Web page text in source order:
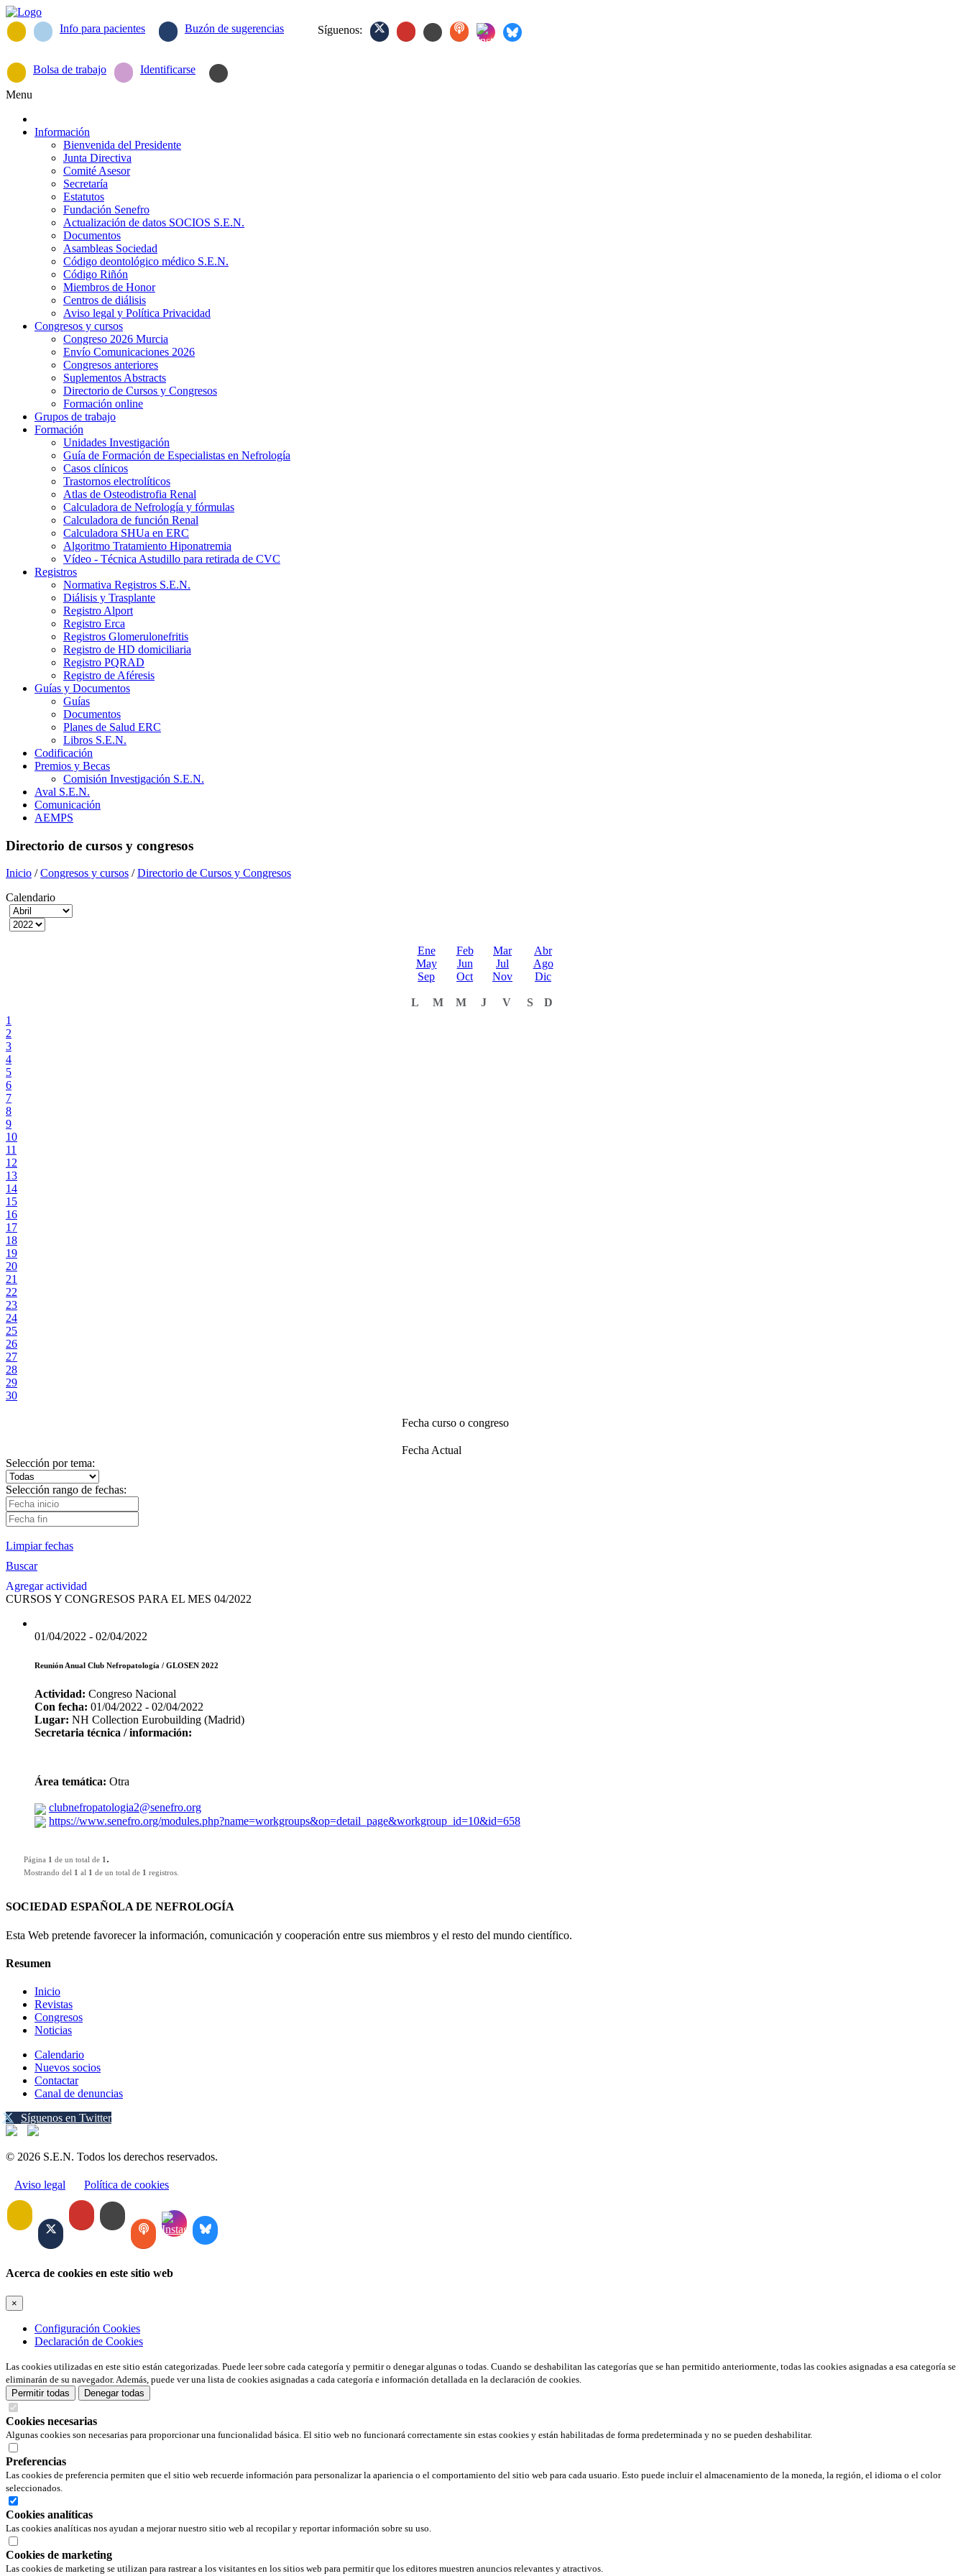
Info para pacientes Buzón de sugerencias Síguenos:
Bolsa de trabajo Identificarse
Menu
Información
Bienvenida del Presidente
Junta Directiva
Comité Asesor
Secretaría
Estatutos
Fundación Senefro
Actualización de datos SOCIOS S.E.N.
Documentos
Asambleas Sociedad
Código deontológico médico S.E.N.
Código Riñón
Miembros de Honor
Centros de diálisis
Aviso legal y Política Privacidad
Congresos y cursos
Congreso 2026 Murcia
Envío Comunicaciones 2026
Congresos anteriores
Suplementos Abstracts
Directorio de Cursos y Congresos
Formación online
Grupos de trabajo
Formación
Unidades Investigación
Guía de Formación de Especialistas en Nefrología
Casos clínicos
Trastornos electrolíticos
Atlas de Osteodistrofia Renal
Calculadora de Nefrología y fórmulas
Calculadora de función Renal
Calculadora SHUa en ERC
Algoritmo Tratamiento Hiponatremia
Vídeo - Técnica Astudillo para retirada de CVC
Registros
Normativa Registros S.E.N.
Diálisis y Trasplante
Registro Alport
Registro Erca
Registros Glomerulonefritis
Registro de HD domiciliaria
Registro PQRAD
Registro de Aféresis
Guías y Documentos
Guías
Documentos
Planes de Salud ERC
Libros S.E.N.
Codificación
Premios y Becas
Comisión Investigación S.E.N.
Aval S.E.N.
Comunicación
AEMPS
Directorio de cursos y congresos
Inicio /Congresos y cursos /Directorio de Cursos y Congresos
Calendario
Ene Feb Mar
Abr
May
Jun Jul
Ago
Sep
Oct Nov Dic
L M M J V S
D
1
2
3
4
5
6
7
8
9
10
11
12
13
14
15
16
17
18
19
20
21
22
23
24
25
26
27
28
29
30
Fecha curso o congreso
Fecha Actual
Selección por tema:
Selección rango de fechas:
Limpiar fechas
Buscar
Agregar actividad
CURSOS Y CONGRESOS PARA EL MES 04/2022
01/04/2022 - 02/04/2022
Reunión Anual Club Nefropatología / GLOSEN 2022
Actividad: Congreso Nacional
Con fecha: 01/04/2022 - 02/04/2022
Lugar: NH Collection Eurobuilding (Madrid)
Secretaria técnica / información:
Área temática: Otra
clubnefropatologia2@senefro.org
https://www.senefro.org/modules.php?name=workgroups&op=detail_page&workgroup_id=10&id=658
Página 1 de un total de 1 .
Mostrando del 1 al 1 de un total de 1 registros.
SOCIEDAD ESPAÑOLA DE NEFROLOGÍA
Esta Web pretende favorecer la información, comunicación y cooperación entre sus miembros y el resto del mundo científico.
Resumen
Inicio
Revistas
Congresos
Noticias
Calendario
Nuevos socios
Contactar
Canal de denuncias
Síguenos en Twitter
© 2026 S.E.N. Todos los derechos reservados.
Aviso legal Política de cookies
Acerca de cookies en este sitio web
×
Configuración Cookies
Declaración de Cookies
Las cookies utilizadas en este sitio están categorizadas. Puede leer sobre cada categoría y permitir o denegar algunas o todas. Cuando se deshabilitan las categorías que se han permitido anteriormente, todas las cookies asignadas a esa categoría se
eliminarán de su navegador. Además, puede ver una lista de cookies asignadas a cada categoría e información detallada en la declaración de cookies.
Permitir todas
Denegar todas
Cookies necesarias
Algunas cookies son necesarias para proporcionar una funcionalidad básica. El sitio web no funcionará correctamente sin estas cookies y están habilitadas de forma predeterminada y no se pueden deshabilitar.
Preferencias
Las cookies de preferencia permiten que el sitio web recuerde información para personalizar la apariencia o el comportamiento del sitio web para cada usuario. Esto puede incluir el almacenamiento de la moneda, la región, el idioma o el color
seleccionados.
Cookies analíticas
Las cookies analíticas nos ayudan a mejorar nuestro sitio web al recopilar y reportar información sobre su uso.
Cookies de marketing
Las cookies de marketing se utilizan para rastrear a los visitantes en los sitios web para permitir que los editores muestren anuncios relevantes y atractivos.